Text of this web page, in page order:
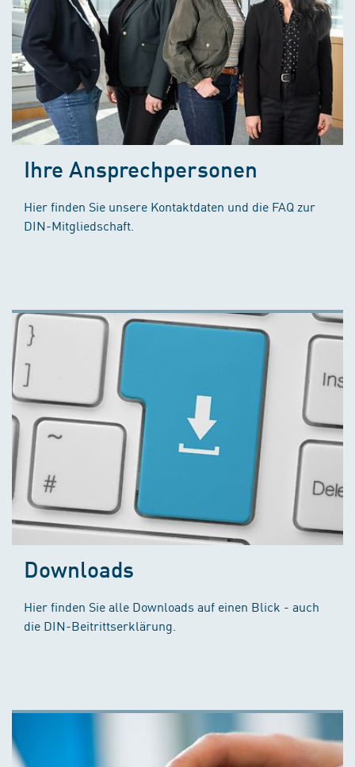
Ihre Ansprechpersonen
Hier finden Sie unsere Kontaktdaten und die FAQ zur
DIN-Mitgliedschaft.
Downloads
Hier finden Sie alle Downloads auf einen Blick - auch
die DIN-Beitrittserklärung.